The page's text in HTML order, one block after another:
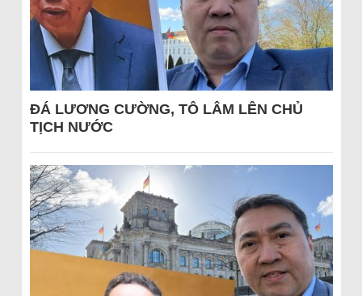
ĐÁ LƯƠNG CƯỜNG, TÔ LÂM LÊN CHỦ
TỊCH NƯỚC